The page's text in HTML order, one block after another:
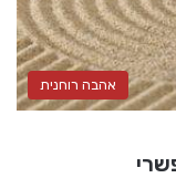
אהבה רוחנית